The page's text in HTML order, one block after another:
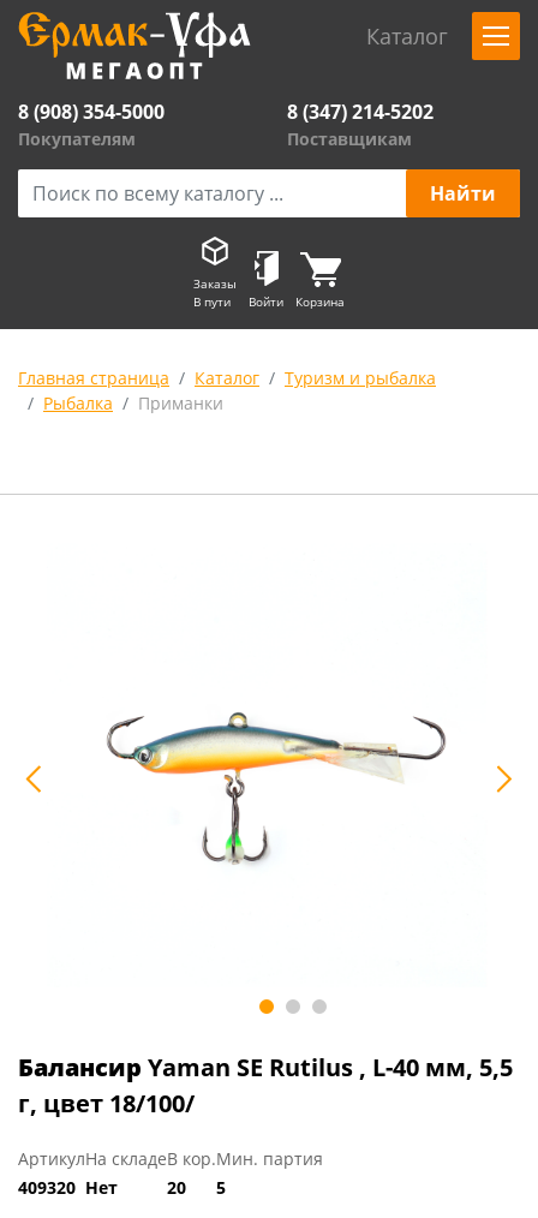
Каталог
8 (908) 354-5000
Покупателям
8 (347) 214-5202
Поставщикам
Заказы
В пути
Войти Корзина
Главная страница Каталог
Туризм и рыбалка
Рыбалка
Приманки
Балансир Yaman SE Rutilus , L-40 мм, 5,5
г, цвет 18/100/
Артикул
409320
На складе
Нет
В кор.
20
Мин. партия
5